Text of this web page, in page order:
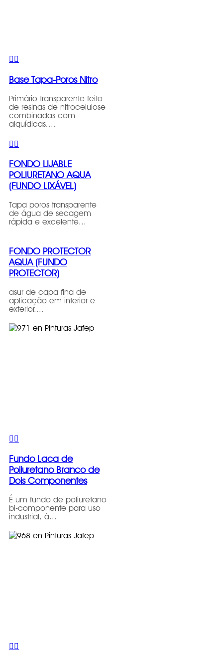
Base Tapa-Poros Nitro
Primário transparente feito
de resinas de nitrocelulose
combinadas com
alquídicas,...
FONDO LIJABLE
POLIURETANO AQUA
(FUNDO LIXÁVEL)
Tapa poros transparente
de água de secagem
rápida e excelente...
FONDO PROTECTOR
AQUA (FUNDO
PROTECTOR)
asur de capa fina de
aplicação em interior e
exterior....
Fundo Laca de
Poliuretano Branco de
Dois Componentes
É um fundo de poliuretano
bi-componente para uso
industrial, à...